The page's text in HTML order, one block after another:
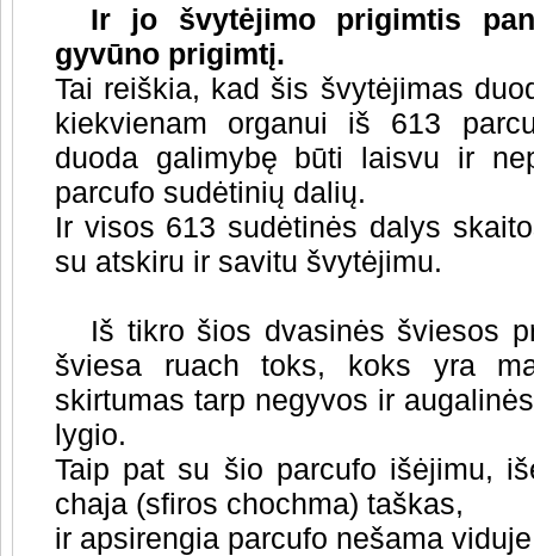
Ir jo švytėjimo prigimtis
gyvūno prigimtį.
Tai reiškia, kad šis švytėjimas
kiekvienam organui iš 613
duoda galimybę būti laisvu ir
parcufo sudėtinių dalių.
Ir visos 613 sudėtinės dalys
su atskiru ir savitu švytėjimu.
Iš tikro šios dvasinės šviesos
šviesa ruach toks, koks yra
skirtumas tarp negyvos ir
lygio.
Taip pat su šio parcufo išėjimu,
chaja (sfiros chochma) taškas,
ir apsirengia parcufo nešama